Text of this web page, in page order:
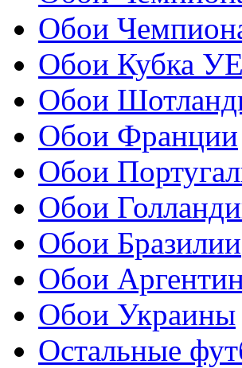
Обои
Обои Кубка
Обои
Обои Франции
Обои
Обои
Обои Бразилии
Обои
Обои Украины
Остальные